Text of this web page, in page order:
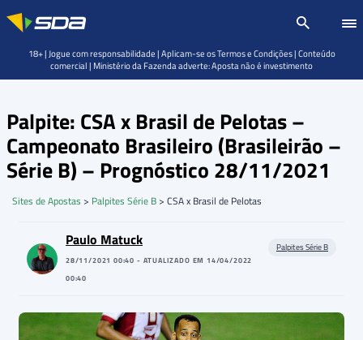
Palpite: CSA x Brasil de Pelotas –
Campeonato Brasileiro (Brasileirão –
Série B) – Prognóstico 28/11/2021
Sites de Apostas > Palpites Série B > CSA x Brasil de Pelotas
Paulo Matuck
28/11/2021 00:40 - ATUALIZADO EM 14/04/2022
00:40
Palpites Série B
18+ | Jogue com responsabilidade | Aplicam-se os Termos e Condições | Conteúdo
comercial | Ministério da Fazenda adverte: Aposta não é investimento